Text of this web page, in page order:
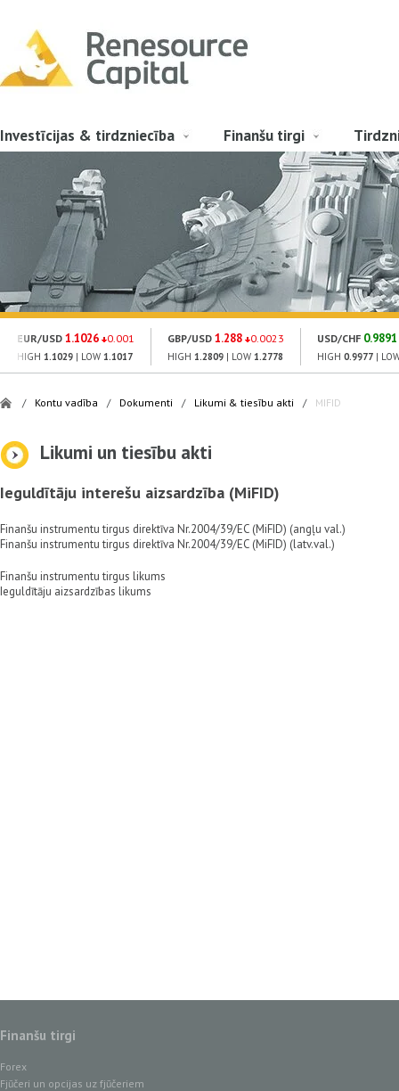
Investīcijas & tirdzniecība Finanšu tirgi
EUR/USD 1.1026 0.001
HIGH 1.1029 | LOW 1.1017
GBP/USD 1.288 0.0023
HIGH 1.2809 | LOW 1.2778
USD/CHF 0.9891
HIGH 0.9977 |
/ Kontu vadība / Dokumenti / Likumi & tiesību akti / MIFID
Likumi un tiesību akti
Ieguldītāju interešu aizsardzība (MiFID)
Finanšu instrumentu tirgus direktīva Nr.2004/39/EC (MiFID) (angļu val.)
Finanšu instrumentu tirgus direktīva Nr.2004/39/EC (MiFID) (latv.val.)
Finanšu instrumentu tirgus likums
Ieguldītāju aizsardzības likums
Finanšu tirgi
Forex
Fjūčeri un opcijas uz fjūčeriem